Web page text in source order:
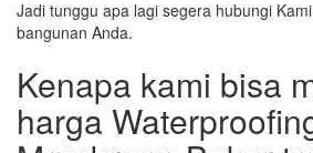
Jadi tunggu apa lagi segera hubungi
bangunan Anda.
Kenapa kami bisa
harga